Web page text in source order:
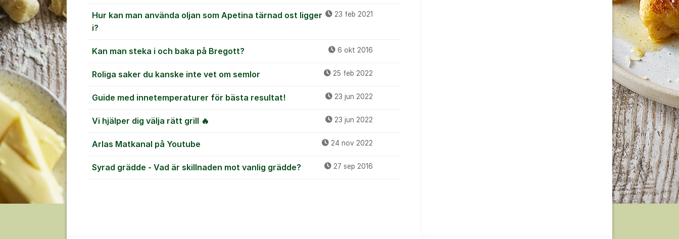
Hur kan man använda oljan som Apetina tärnad ost ligger
i?
23 feb 2021
Kan man steka i och baka på Bregott? 6 okt 2016
Roliga saker du kanske inte vet om semlor 25 feb 2022
Guide med innetemperaturer för bästa resultat! 23 jun 2022
Vi hjälper dig välja rätt grill 🔥 23 jun 2022
Arlas Matkanal på Youtube 24 nov 2022
Syrad grädde - Vad är skillnaden mot vanlig grädde? 27 sep 2016